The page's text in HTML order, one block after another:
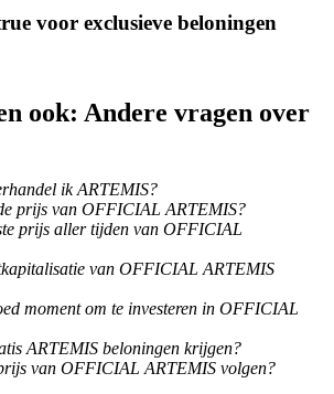
en copy trading commissies
inclusief handelsinformatie, enz.
voor exclusieve beloningen
ook: Andere vragen over
ik ARTEMIS?
prijs van OFFICIAL ARTEMIS?
prijs aller tijden van OFFICIAL
van OFFICIAL ARTEMIS
moment om te investeren in OFFICIAL
ARTEMIS beloningen krijgen?
van OFFICIAL ARTEMIS volgen?